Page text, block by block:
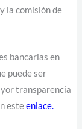
la comisión de
bancarias en
puede ser
transparencia
esteenlace.